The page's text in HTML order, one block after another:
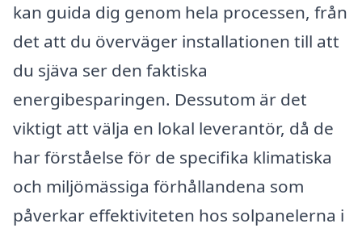
kan guida dig genom hela processen, från
det att du överväger installationen till att
du sjäva ser den faktiska
energibesparingen. Dessutom är det
viktigt att välja en lokal leverantör, då de
har förståelse för de specifika klimatiska
och miljömässiga förhållandena som
påverkar effektiviteten hos solpanelerna i